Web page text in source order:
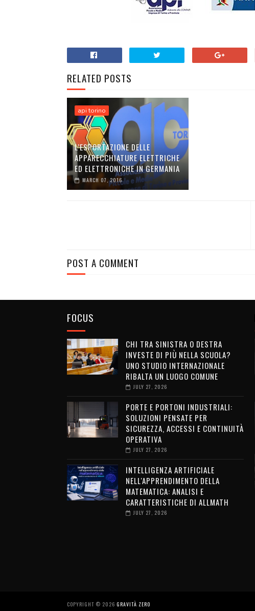
RELATED POSTS
api torino
L’ESPORTAZIONE DELLE
APPARECCHIATURE ELETTRICHE
ED ELETTRONICHE IN GERMANIA
MARCH 07, 2016
POST A COMMENT
FOCUS
CHI TRA SINISTRA O DESTRA
INVESTE DI PIÙ NELLA SCUOLA?
UNO STUDIO INTERNAZIONALE
RIBALTA UN LUOGO COMUNE
JULY 27, 2026
PORTE E PORTONI INDUSTRIALI:
SOLUZIONI PENSATE PER
SICUREZZA, ACCESSI E CONTINUITÀ
OPERATIVA
JULY 27, 2026
INTELLIGENZA ARTIFICIALE
NELL'APPRENDIMENTO DELLA
MATEMATICA: ANALISI E
CARATTERISTICHE DI ALLMATH
JULY 27, 2026
COPYRIGHT © 2026 GRAVITÀ ZERO